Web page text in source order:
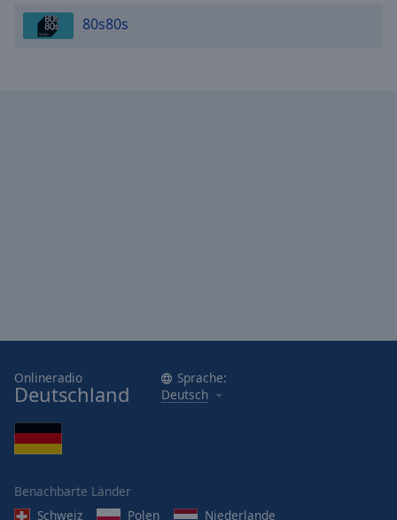
80s80s
Onlineradio
Deutschland
Sprache:
Deutsch
Benachbarte Länder
Schweiz
Polen
Niederlande